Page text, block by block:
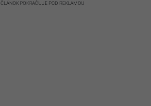
ČLÁNOK POKRAČUJE POD REKLAMOU